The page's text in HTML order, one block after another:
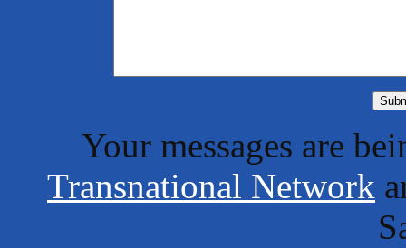
Your messages are
Transnational Network